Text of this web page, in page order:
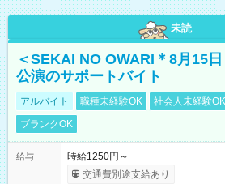
未読
＜SEKAI NO OWARI＊8月15
公演のサポートバイト
アルバイト 職種未経験OK 社会人未経験OK
ブランクOK
給与
時給1250円～
交通費別途支給あり